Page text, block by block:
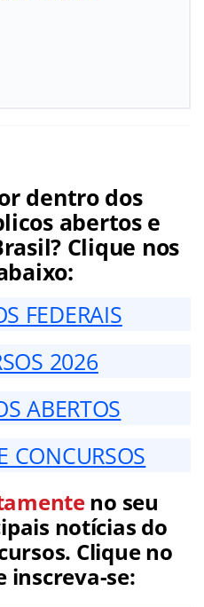
dentro dos
abertos e
Clique nos
FEDERAIS
2026
ABERTOS
CONCURSOS
no seu
notícias do
Clique no
inscreva-se: